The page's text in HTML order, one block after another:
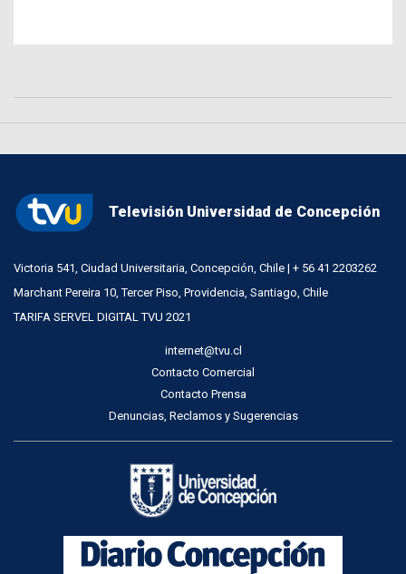
Televisión Universidad de Concepción
Victoria 541, Ciudad Universitaria, Concepción, Chile | + 56 41 2203262
Marchant Pereira 10, Tercer Piso, Providencia, Santiago, Chile
TARIFA SERVEL DIGITAL TVU 2021
internet@tvu.cl
Contacto Comercial
Contacto Prensa
Denuncias, Reclamos y Sugerencias